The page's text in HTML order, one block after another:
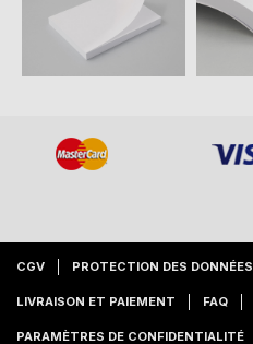
CGV PROTECTION DES DONNÉES
LIVRAISON ET PAIEMENT FAQ
PARAMÈTRES DE CONFIDENTIALITÉ